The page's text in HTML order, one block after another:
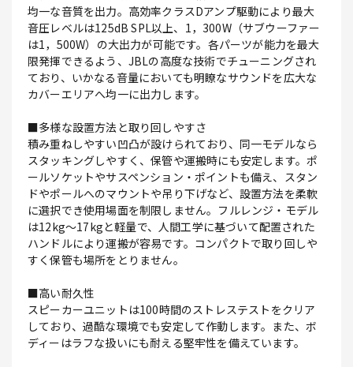
均一な音質を出力。高効率クラスDアンプ駆動により最大
音圧レベルは125dB SPL以上、1，300W（サブウーファー
は1，500W）の大出力が可能です。各パーツが能力を最大
限発揮できるよう、JBLの高度な技術でチューニングされ
ており、いかなる音量においても明瞭なサウンドを広大な
カバーエリアへ均一に出力します。
■多様な設置方法と取り回しやすさ
積み重ねしやすい凹凸が設けられており、同一モデルなら
スタッキングしやすく、保管や運搬時にも安定します。ポ
ールソケットやサスペンション・ポイントも備え、スタン
ドやポールへのマウントや吊り下げなど、設置方法を柔軟
に選択でき使用場面を制限しません。フルレンジ・モデル
は12kg～17kgと軽量で、人間工学に基づいて配置された
ハンドルにより運搬が容易です。コンパクトで取り回しや
すく保管も場所をとりません。
■高い耐久性
スピーカーユニットは100時間のストレステストをクリア
しており、過酷な環境でも安定して作動します。また、ボ
ディーはラフな扱いにも耐える堅牢性を備えています。